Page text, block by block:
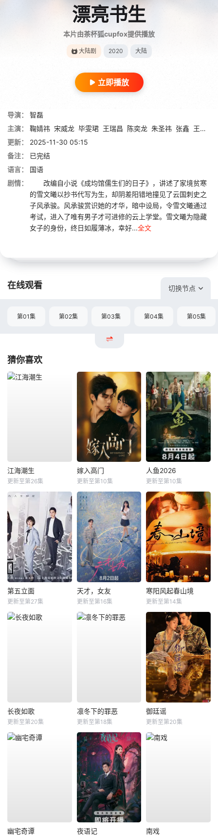
漂亮书生
本片由茶杯狐cupfox提供播放
大陆剧 2020 大陆
立即播放
导演：
智磊
主演：
鞠婧祎 宋威龙 毕雯珺 王瑞昌 陈奕龙 朱圣祎 张鑫 王劲松
更新：
2025-11-30 05:15
备注：
已完结
语言：
国语
剧情：
改编自小说《成均馆儒生们的日子》，讲述了家境贫寒
的雪文曦以抄书代写为生，却阴差阳错地撞见了云国刺史之
子风承骏。风承骏赏识她的才华，暗中设局，令雪文曦通过
考试，进入了唯有男子才可进修的云上学堂。雪文曦为隐藏
女子的身份，终日如履薄冰，幸好...全文
在线观看 切换节点
第01集 第02集 第03集 第04集 第05集
猜你喜欢
江海潮生
更新至第26集
嫁入高门
更新至第10集
人鱼2026
更新至第10集
第五立面
更新至第27集
天才，女友
更新至第16集
寒阳风起春山境
更新至第14集
长夜如歌
更新至第20集
凛冬下的罪恶
更新至第18集
御廷谣
更新至第20集
幽宅奇谭 夜语记 南戏